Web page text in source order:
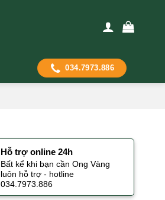
034.7973.886
Hỗ trợ online 24h
Bất kể khi bạn cần Ong Vàng
luôn hỗ trợ - hotline
034.7973.886